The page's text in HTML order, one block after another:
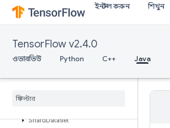
ইনস্টল করুন শিখুন
TensorFlow v2.4.0
ওভারভিউ Python C++ Java
ScatterSub
Send
SendTPUEmbeddingGradients
Shape
ShardDataset